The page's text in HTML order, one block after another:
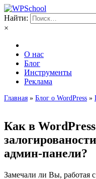
Найти:
×
О нас
Блог
Инструменты
Реклама
Главная » Блог о WordPress »
Как в
админ-панели?
Замечали ли Вы, работая